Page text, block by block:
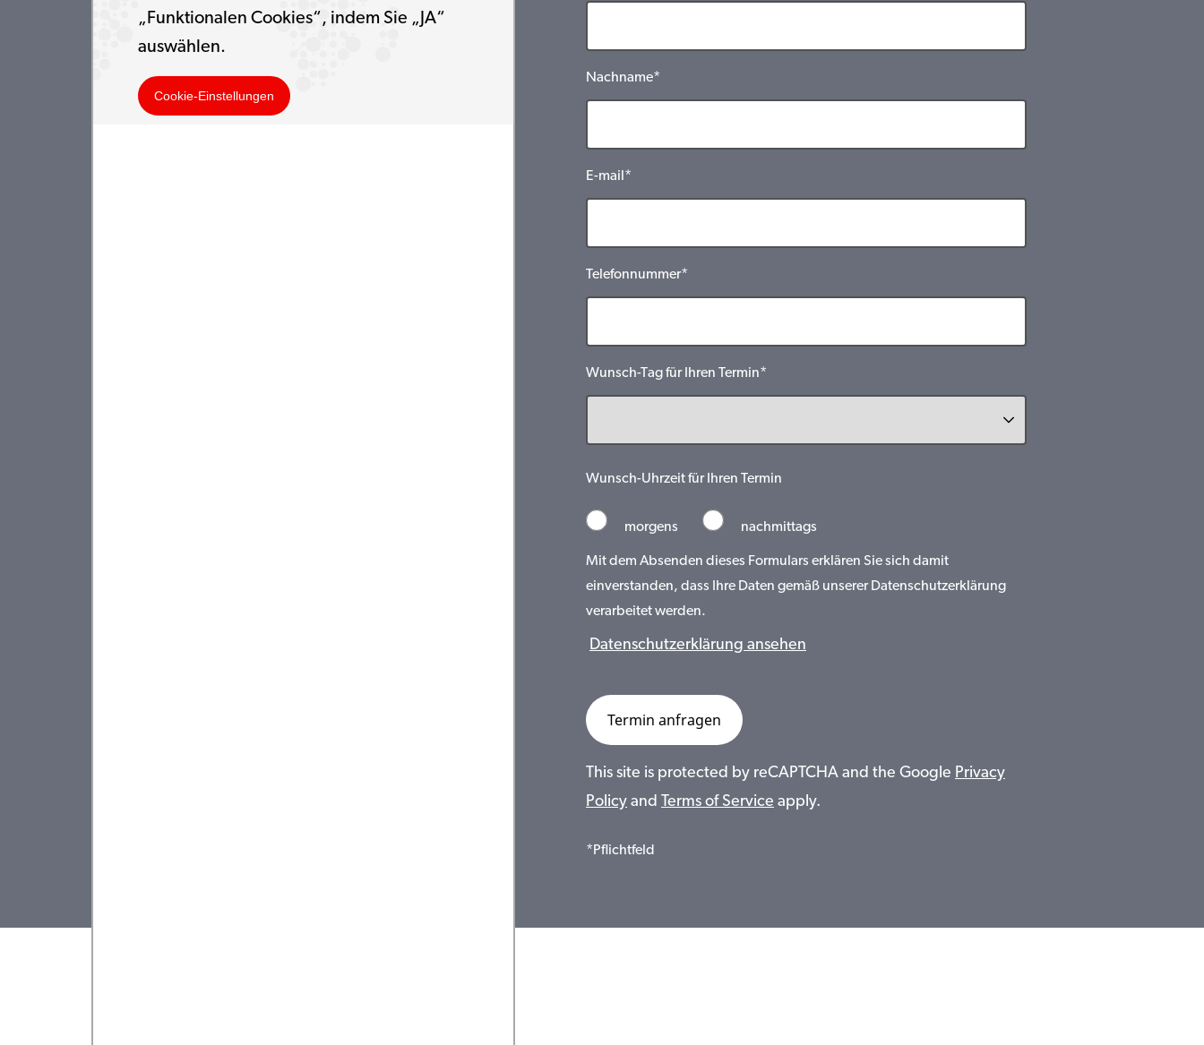
„Funktionalen Cookies“, indem Sie „JA“
auswählen.
Cookie-Einstellungen
Nachname*
E-mail*
Telefonnummer*
Wunsch-Tag für Ihren Termin*
Wunsch-Uhrzeit für Ihren Termin
morgens nachmittags
Mit dem Absenden dieses Formulars erklären Sie sich damit
einverstanden, dass Ihre Daten gemäß unserer Datenschutzerklärung
verarbeitet werden.
Datenschutzerklärung ansehen
This site is protected by reCAPTCHA and the Google Privacy
Policy and Terms of Service apply.
*Pflichtfeld